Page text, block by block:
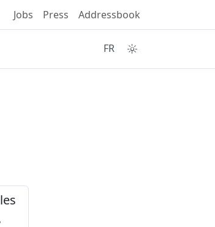
Jobs Press Addressbook
FR